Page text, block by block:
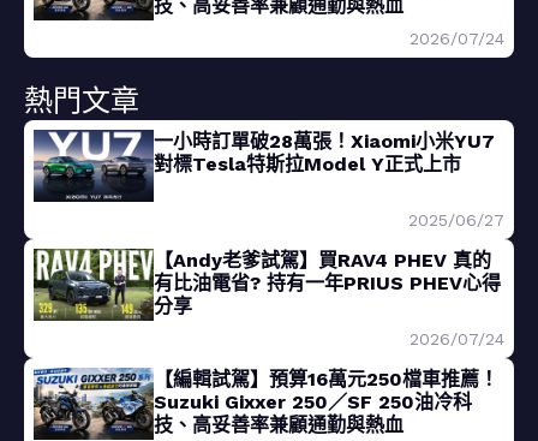
技、高妥善率兼顧通勤與熱血
2026/07/24
熱門文章
一小時訂單破28萬張！Xiaomi小米YU7
對標Tesla特斯拉Model Y正式上市
2025/06/27
【Andy老爹試駕】買RAV4 PHEV 真的
有比油電省? 持有一年PRIUS PHEV心得
分享
2026/07/24
【編輯試駕】預算16萬元250檔車推薦！
Suzuki Gixxer 250／SF 250油冷科
技、高妥善率兼顧通勤與熱血